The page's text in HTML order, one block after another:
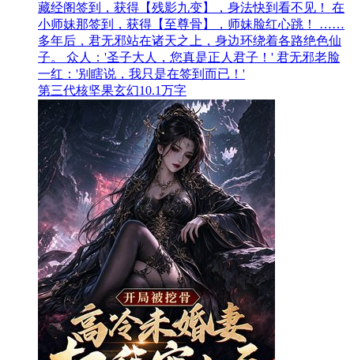
藏经阁签到，获得【残影九变】，身法快到看不见！ 在
小师妹那签到，获得【至尊骨】，师妹脸红心跳！ ……
多年后，君无邪站在诸天之上，身边环绕着各路绝色仙
子。 众人：'圣子大人，您真是正人君子！' 君无邪老脸
一红：'别瞎说，我只是在签到而已！'
第三代核坚果玄幻10.1万字